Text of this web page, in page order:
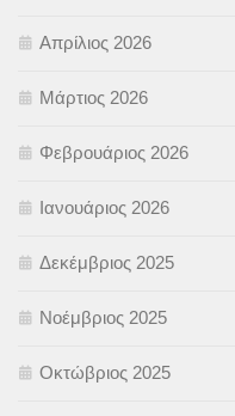
Απρίλιος 2026
Μάρτιος 2026
Φεβρουάριος 2026
Ιανουάριος 2026
Δεκέμβριος 2025
Νοέμβριος 2025
Οκτώβριος 2025